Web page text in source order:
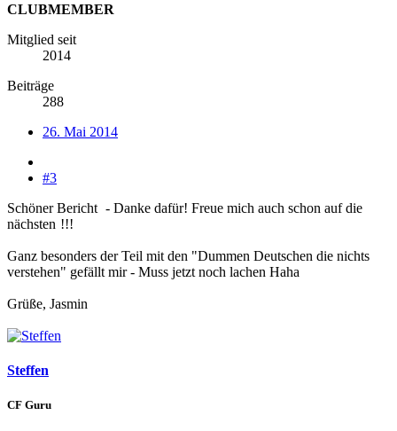
CLUBMEMBER
Mitglied seit
2014
Beiträge
288
26. Mai 2014
#3
Schöner Bericht - Danke dafür! Freue mich auch schon auf die
nächsten !!!
Ganz besonders der Teil mit den "Dummen Deutschen die nichts
verstehen" gefällt mir - Muss jetzt noch lachen Haha
Grüße, Jasmin
Steffen
CF Guru